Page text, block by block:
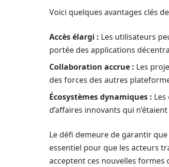
Voici quelques avantages clés
Accès élargi : Les utilisateurs
portée des applications
Collaboration accrue : Les
des forces des autres
Écosystèmes dynamiques :
d’affaires innovants qui
Le défi demeure de garantir
essentiel pour que les acteurs
acceptent ces nouvelles formes